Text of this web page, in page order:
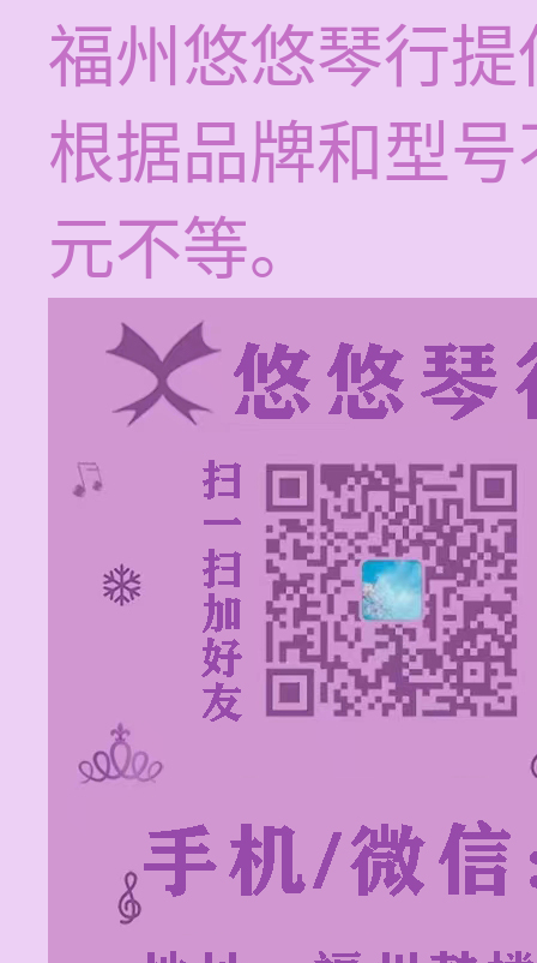
福州悠悠琴行
根据品牌和型
元不等。